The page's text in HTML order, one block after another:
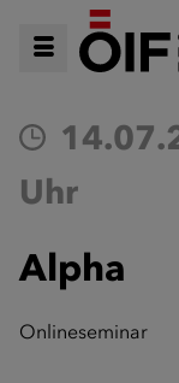
Uhr
Alpha
Onlineseminar